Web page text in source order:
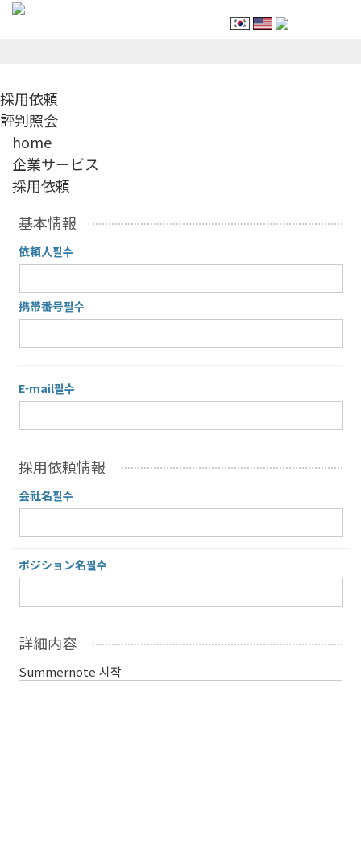
採用依頼
評判照会
home
企業サービス
採用依頼
基本情報
依頼人필수
携帯番号필수
E-mail필수
採用依頼情報
会社名필수
ポジション名필수
詳細内容
Summernote 시작